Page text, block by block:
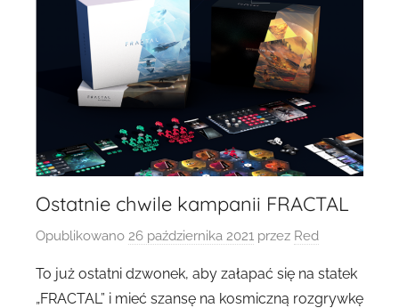
Ostatnie chwile kampanii FRACTAL
Opublikowano 26 października 2021 przez Red
To już ostatni dzwonek, aby załapać się na statek
„FRACTAL” i mieć szansę na kosmiczną rozgrywkę